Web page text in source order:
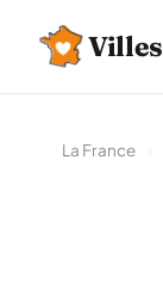
Villes
La France